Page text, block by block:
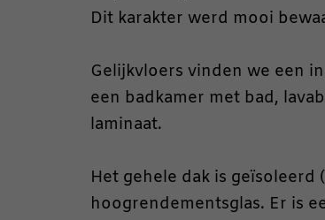
Dit karakter werd mooi
Gelijkvloers vinden we een
een badkamer met bad,
laminaat.
Het gehele dak is
hoogrendementsglas. Er is